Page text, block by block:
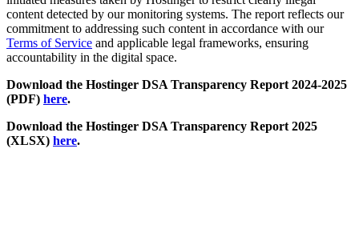
content detected by our monitoring systems. The report reflects our
commitment to addressing such content in accordance with our
Terms of Service and applicable legal frameworks, ensuring
accountability in the digital space.
Download the Hostinger DSA Transparency Report 2024-2025
(PDF) here.
Download the Hostinger DSA Transparency Report 2025
(XLSX) here.